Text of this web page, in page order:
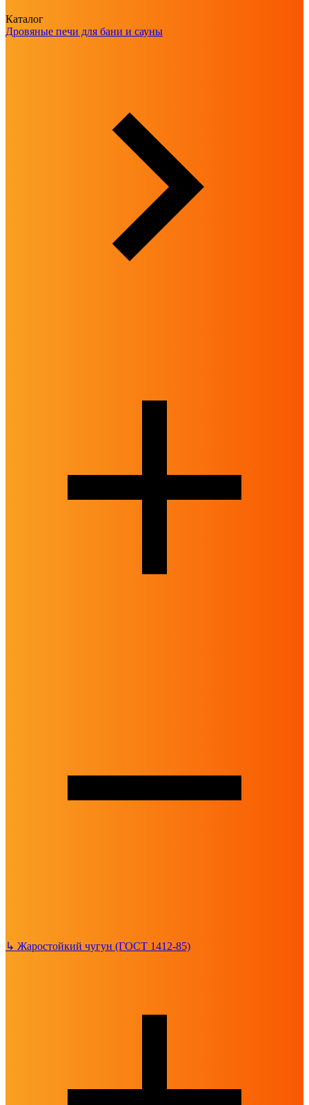
Каталог
Дровяные печи для бани и сауны
↳ Жаростойкий чугун (ГОСТ 1412-85)